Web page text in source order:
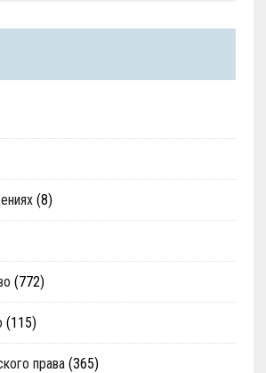
(8)
(772)
(115)
права(365)